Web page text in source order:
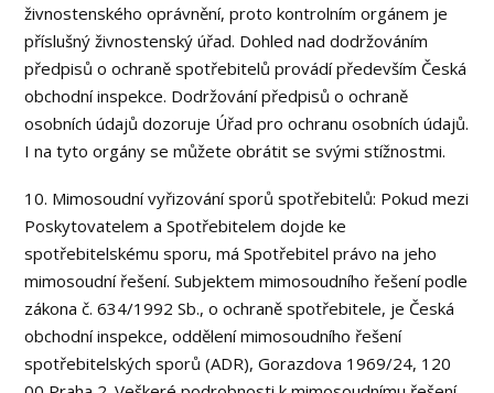
živnostenského oprávnění, proto kontrolním orgánem je
příslušný živnostenský úřad. Dohled nad dodržováním
předpisů o ochraně spotřebitelů provádí především Česká
obchodní inspekce. Dodržování předpisů o ochraně
osobních údajů dozoruje Úřad pro ochranu osobních údajů.
I na tyto orgány se můžete obrátit se svými stížnostmi.
10. Mimosoudní vyřizování sporů spotřebitelů: Pokud mezi
Poskytovatelem a Spotřebitelem dojde ke
spotřebitelskému sporu, má Spotřebitel právo na jeho
mimosoudní řešení. Subjektem mimosoudního řešení podle
zákona č. 634/1992 Sb., o ochraně spotřebitele, je Česká
obchodní inspekce, oddělení mimosoudního řešení
spotřebitelských sporů (ADR), Gorazdova 1969/24, 120